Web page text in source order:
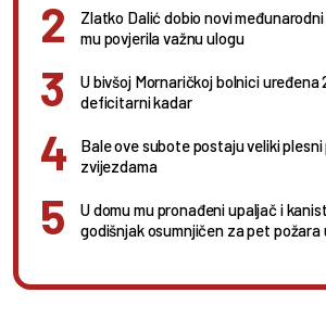
Zlatko Dalić dobio novi
mu povjerila važnu ulogu
U bivšoj Mornaričkoj bolnici uređena
deficitarni kadar
Bale ove subote postaju veliki plesni
zvijezdama
U domu mu pronađeni upaljač i
godišnjak osumnjičen za pet požara